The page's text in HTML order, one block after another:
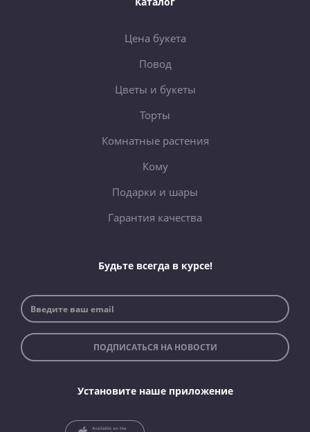
Цена букета
Повод
Цветы и букеты
Торты
Комнатные растения
Кому
Подарки и шары
Гарантия качества
Будьте всегда в курсе!
ПОДПИСАТЬСЯ НА НОВОСТИ
Установите наше приложение